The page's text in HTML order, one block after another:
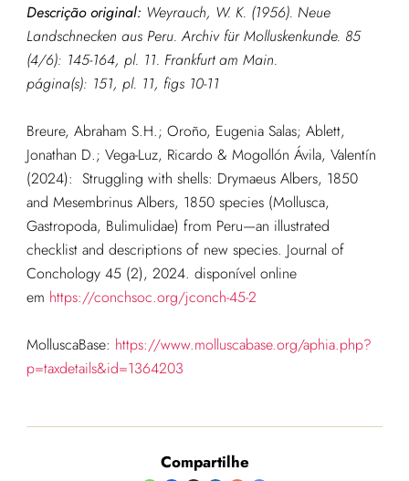
Descrição original: Weyrauch, W. K. (1956). Neue
Landschnecken aus Peru. Archiv für Molluskenkunde. 85
(4/6): 145-164, pl. 11. Frankfurt am Main.
página(s): 151, pl. 11, figs 10-11
Breure, Abraham S.H.; Oroño, Eugenia Salas; Ablett,
Jonathan D.; Vega-Luz, Ricardo & Mogollón Ávila, Valentín
(2024): Struggling with shells: Drymaeus Albers, 1850
and Mesembrinus Albers, 1850 species (Mollusca,
Gastropoda, Bulimulidae) from Peru—an illustrated
checklist and descriptions of new species. Journal of
Conchology 45 (2), 2024. disponível online
em https://conchsoc.org/jconch-45-2
MolluscaBase: https://www.molluscabase.org/aphia.php?
p=taxdetails&id=1364203
Compartilhe